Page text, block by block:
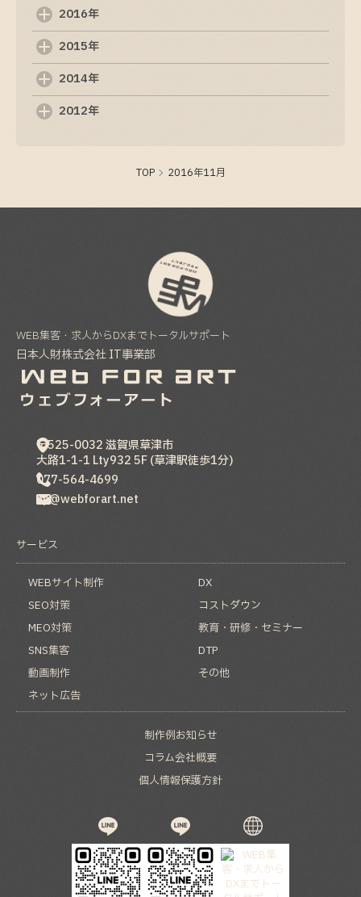
2025-09-10
ホームページ制作の完全ガイド: 初心者からプロ
までのステップバイステップ
2016年
2015年
2014年
2012年
TOP 2016年11月
WEB集客・求人からDXまでトータルサポート
日本人財株式会社 IT事業部
〒525-0032滋賀県草津市
大路1-1-1 Lty932 5F (草津駅徒歩1分)
077-564-4699
hp@webforart.net
サービス
WEBサイト制作
SEO対策
MEO対策
SNS集客
動画制作
ネット広告
DX
コストダウン
教育・研修・セミナー
DTP
その他
制作例お知らせ
コラム会社概要
個人情報保護方針